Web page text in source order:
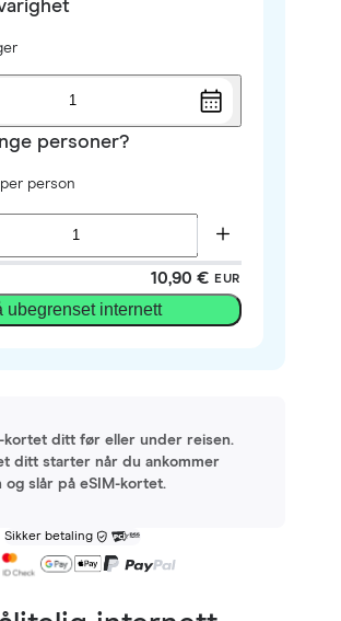
1
personer?
person
10,90 € EUR
ubegrenset internett
kortet ditt før eller under reisen.
ditt starter når du ankommer
og slår på eSIM-kortet.
Sikker betaling